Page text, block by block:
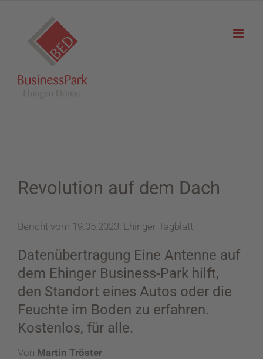
springen
Revolution auf dem Dach
Bericht vom 19.05.2023, Ehinger Tagblatt
Datenübertragung Eine Antenne auf
dem Ehinger Business-Park hilft,
den Standort eines Autos oder die
Feuchte im Boden zu erfahren.
Kostenlos, für alle.
Von Martin Tröster